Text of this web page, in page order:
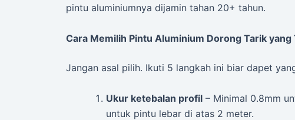
pintu aluminiumnya dijamin tahan 20+ tahun.
Cara Memilih Pintu Aluminium Dorong Tarik yang
Jangan asal pilih. Ikuti 5 langkah ini biar dapet
Ukur ketebalan profil – Minimal 0.8mm
untuk pintu lebar di atas 2 meter.